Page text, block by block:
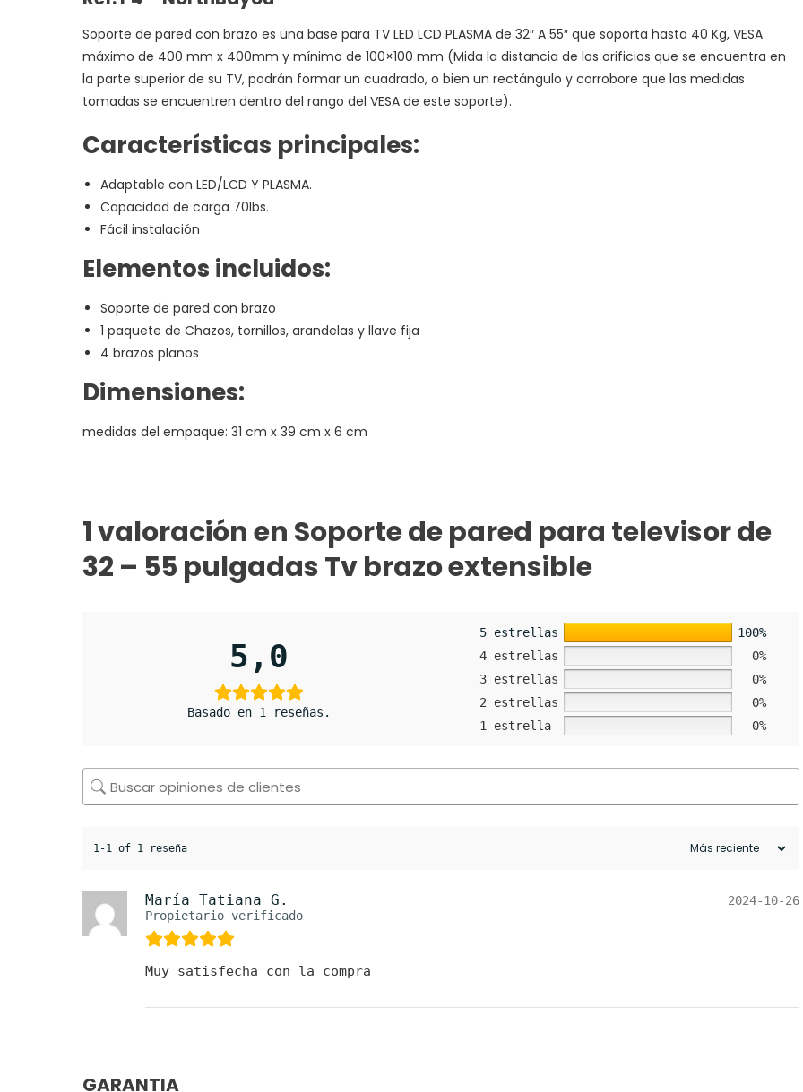
Soporte de pared con brazo es una base para TV LED LCD PLASMA de 32″ A 55″ que soporta hasta 40 Kg, VESA
máximo de 400 mm x 400mm y mínimo de 100×100 mm (Mida la distancia de los orificios que se encuentra en
la parte superior de su TV, podrán formar un cuadrado, o bien un rectángulo y corrobore que las medidas
tomadas se encuentren dentro del rango del VESA de este soporte).
Características principales:
Adaptable con LED/LCD Y PLASMA.
Capacidad de carga 70lbs.
Fácil instalación
Elementos incluidos:
Soporte de pared con brazo
1 paquete de Chazos, tornillos, arandelas y llave fija
4 brazos planos
Dimensiones:
medidas del empaque: 31 cm x 39 cm x 6 cm
1 valoración en Soporte de pared para televisor de
32 – 55 pulgadas Tv brazo extensible
5,0
Basado en 1 reseñas.
5 estrellas
100%
4 estrellas
0%
3 estrellas
0%
2 estrellas
0%
1 estrella
0%
1-1 of 1 reseña
María Tatiana G.
Propietario verificado
2024-10-26
Muy satisfecha con la compra
GARANTIA